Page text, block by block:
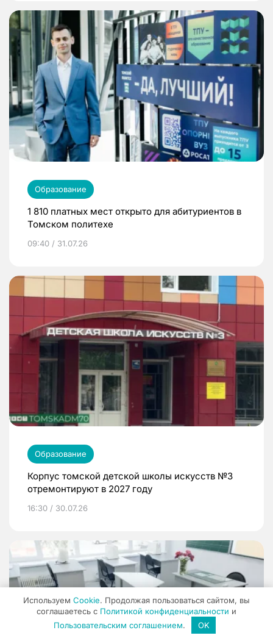
Образование
1 810 платных мест открыто для абитуриентов в
Томском политехе
09:40 / 31.07.26
Образование
Корпус томской детской школы искусств №3
отремонтируют в 2027 году
16:30 / 30.07.26
Используем Cookie. Продолжая пользоваться сайтом, вы
соглашаетесь с Политикой конфиденциальности и
Пользовательским соглашением. OK